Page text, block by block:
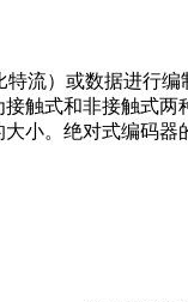
特流）或数据进行
触式和非接触式
小。绝对式编码